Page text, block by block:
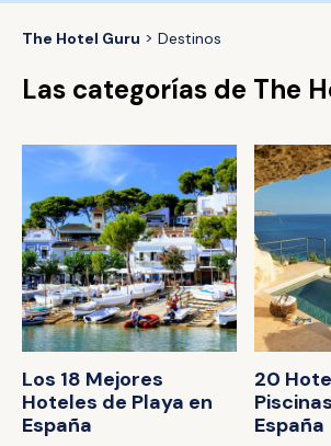
The Hotel Guru Destinos
Las categorías de The
Los 18 Mejores
Hoteles de Playa en
España
20
España